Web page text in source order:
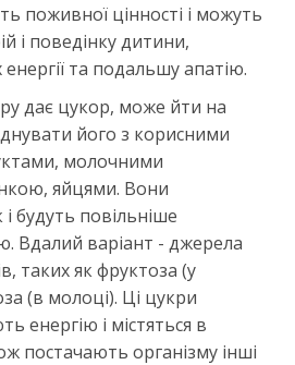
поживної цінності і можуть
і поведінку дитини,
та подальшу апатію.
дає цукор, може йти на
його з корисними
молочними
яйцями. Вони
будуть повільніше
Вдалий варіант - джерела
таких як фруктоза (у
(в молоці). Ці цукри
енергію і містяться в
постачають організму інші